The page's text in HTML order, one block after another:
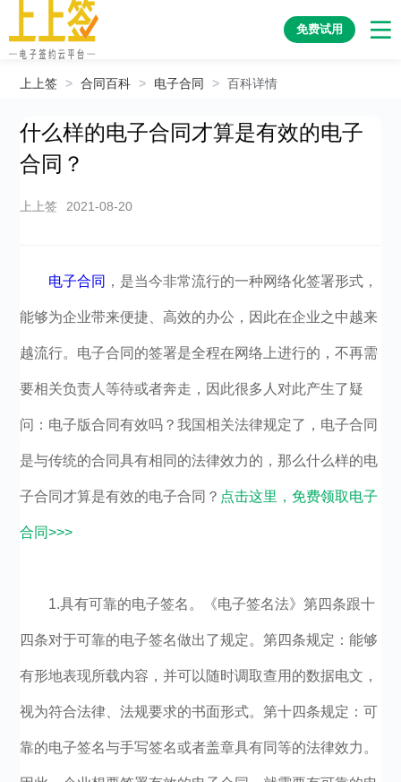
免费试用
上上签 > 合同百科 > 电子合同 > 百科详情
什么样的电子合同才算是有效的电子
合同？
上上签 2021-08-20
电子合同 ，是当今非常流行的一种网络化签署形式，
能够为企业带来便捷、高效的办公，因此在企业之中越来
越流行。电子合同的签署是全程在网络上进行的，不再需
要相关负责人等待或者奔走，因此很多人对此产生了疑
问：电子版合同有效吗？我国相关法律规定了，电子合同
是与传统的合同具有相同的法律效力的，那么什么样的电
子合同才算是有效的电子合同？ 点击这里，免费领取电子
合同>>>
1.具有可靠的电子签名。《电子签名法》第四条跟十
四条对于可靠的电子签名做出了规定。第四条规定：能够
有形地表现所载内容，并可以随时调取查用的数据电文，
视为符合法律、法规要求的书面形式。第十四条规定：可
靠的电子签名与手写签名或者盖章具有同等的法律效力。